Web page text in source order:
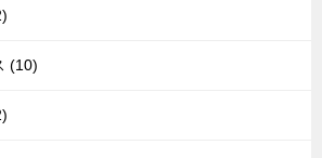
(10)